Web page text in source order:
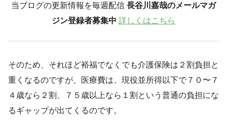
当ブログの更新情報を毎週配信 長谷川嘉哉のメールマガ
ジン登録者募集中 詳しくはこちら
そのため、それほど裕福でなくでも介護保険は２割負担と
重くなるのですが、医療費は、現役並所得以下で７０〜７
４歳なら２割、７５歳以上なら１割という普通の負担にな
るギャップが出てくるのです。